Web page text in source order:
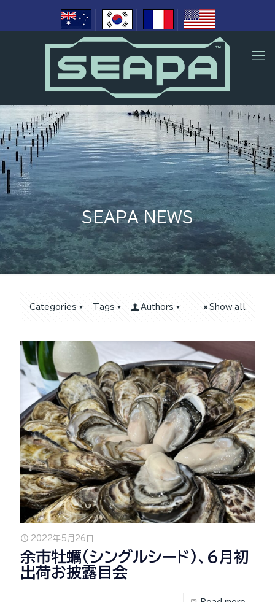
SEAPA NEWS
Categories Tags Authors Show all
2022年5月26日
余市牡蠣(シングルシード)、６月初
出荷お披露目会